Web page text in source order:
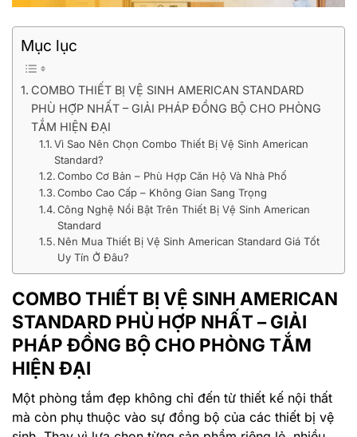
Mục lục
COMBO THIẾT BỊ VỆ SINH AMERICAN STANDARD
PHÙ HỢP NHẤT – GIẢI PHÁP ĐỒNG BỘ CHO PHÒNG
TẮM HIỆN ĐẠI
Vì Sao Nên Chọn Combo Thiết Bị Vệ Sinh American
Standard?
Combo Cơ Bản – Phù Hợp Căn Hộ Và Nhà Phố
Combo Cao Cấp – Không Gian Sang Trọng
Công Nghệ Nổi Bật Trên Thiết Bị Vệ Sinh American
Standard
Nên Mua Thiết Bị Vệ Sinh American Standard Giá Tốt
Uy Tín Ở Đâu?
COMBO THIẾT BỊ VỆ SINH AMERICAN
STANDARD PHÙ HỢP NHẤT – GIẢI
PHÁP ĐỒNG BỘ CHO PHÒNG TẮM
HIỆN ĐẠI
Một phòng tắm đẹp không chỉ đến từ thiết kế nội thất
mà còn phụ thuộc vào sự đồng bộ của các thiết bị vệ